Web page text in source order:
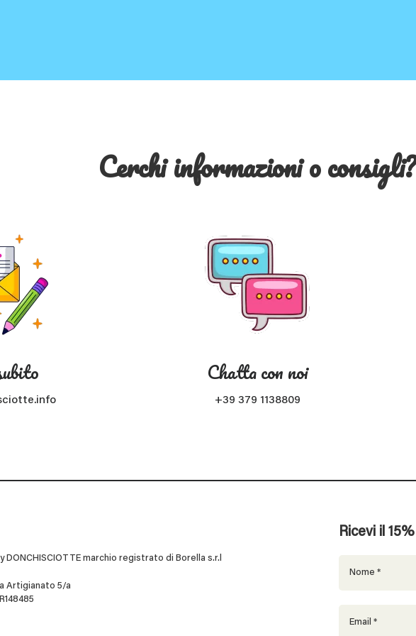
Cerchi informazioni o consigli?
Chatta con noi
+39 379 1138809
marchio registrato di Borella s.r.l
Artigianato 5/a
Ricevi il